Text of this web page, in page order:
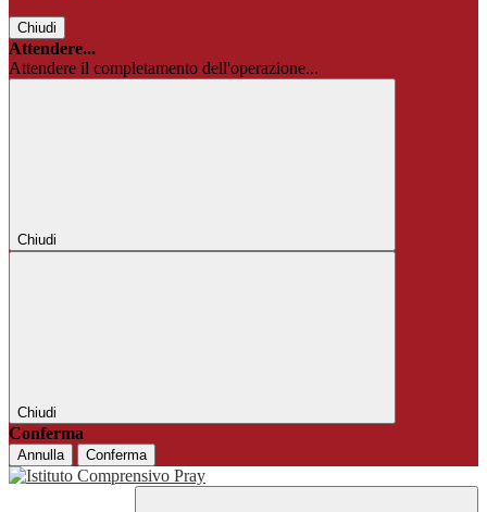
Chiudi
Attendere...
Attendere il completamento dell'operazione...
Chiudi
Chiudi
Conferma
Annulla Conferma